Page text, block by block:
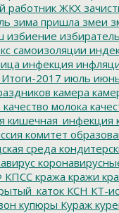
работник ЖКХ
зима пришла змеи
избиение
самоизоляции
инфекция
Итоги-2017 июль
камера
качество молока
кишечная_инфекция
комитет
среда
КПСС кража кражи
КСН КТ-
купюры Кураж